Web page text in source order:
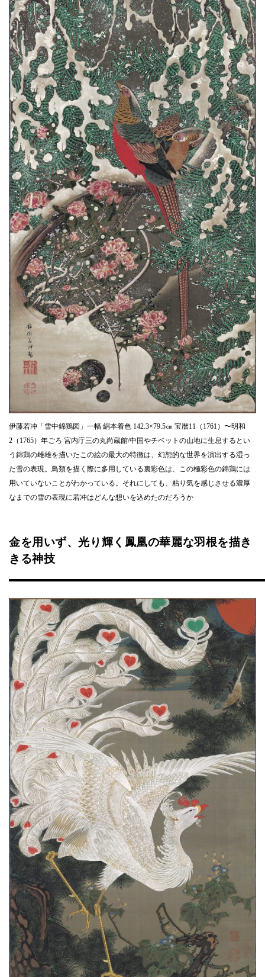
伊藤若冲「雪中錦鶏図」一幅 絹本着色 142.3×79.5㎝ 宝暦11（1761）〜明和
2（1765）年ごろ 宮内庁三の丸尚蔵館/中国やチベットの山地に生息するとい
う錦鶏の雌雄を描いたこの絵の最大の特徴は、幻想的な世界を演出する湿っ
た雪の表現。鳥類を描く際に多用している裏彩色は、この極彩色の錦鶏には
用いていないことがわかっている。それにしても、粘り気を感じさせる濃厚
なまでの雪の表現に若冲はどんな想いを込めたのだろうか
金を用いず、光り輝く鳳凰の華麗な羽根を描き
きる神技